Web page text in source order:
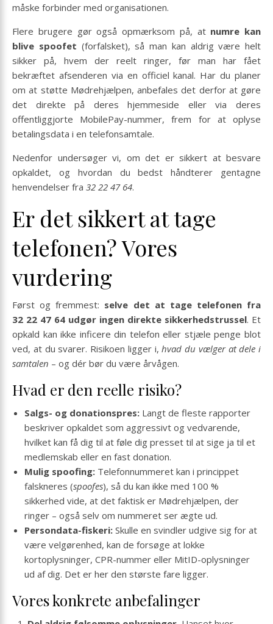
måske forbinder med organisationen.
Flere brugere gør også opmærksom på, at numre kan
blive spoofet (forfalsket), så man kan aldrig være helt
sikker på, hvem der reelt ringer, før man har fået
bekræftet afsenderen via en officiel kanal. Har du planer
om at støtte Mødrehjælpen, anbefales det derfor at gøre
det direkte på deres hjemmeside eller via deres
offentliggjorte MobilePay-nummer, frem for at oplyse
betalingsdata i en telefonsamtale.
Nedenfor undersøger vi, om det er sikkert at besvare
opkaldet, og hvordan du bedst håndterer gentagne
henvendelser fra 32 22 47 64.
Er det sikkert at tage
telefonen? Vores
vurdering
Først og fremmest: selve det at tage telefonen fra
32 22 47 64 udgør ingen direkte sikkerhedstrussel. Et
opkald kan ikke inficere din telefon eller stjæle penge blot
ved, at du svarer. Risikoen ligger i,hvad du vælger at dele i
samtalen – og dér bør du være årvågen.
Hvad er den reelle risiko?
Salgs- og donationspres: Langt de fleste rapporter
beskriver opkaldet som aggressivt og vedvarende,
hvilket kan få dig til at føle dig presset til at sige ja til et
medlemskab eller en fast donation.
Mulig spoofing: Telefonnummeret kan i princippet
falskneres (spoofes), så du kan ikke med 100 %
sikkerhed vide, at det faktisk er Mødrehjælpen, der
ringer – også selv om nummeret ser ægte ud.
Persondata-fiskeri: Skulle en svindler udgive sig for at
være velgørenhed, kan de forsøge at lokke
kortoplysninger, CPR-nummer eller MitID-oplysninger
ud af dig. Det er her den største fare ligger.
Vores konkrete anbefalinger